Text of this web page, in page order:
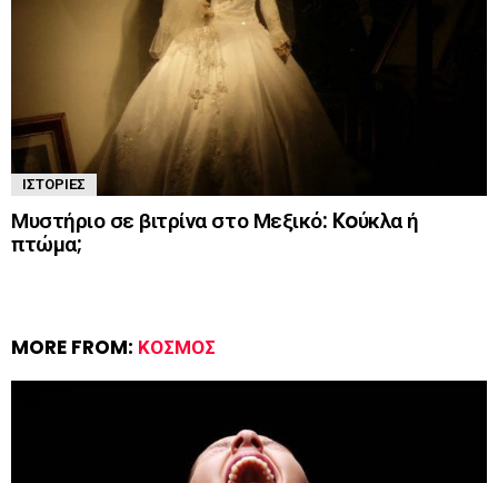
ΙΣΤΟΡΊΕΣ
Μυστήριο σε βιτρίνα στο Μεξικό: Koύκλα ή
πτώμα;
MORE FROM: ΚΌΣΜΟΣ